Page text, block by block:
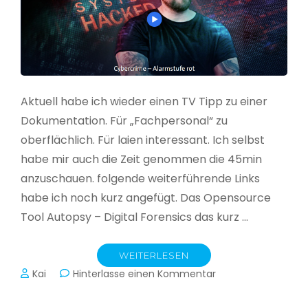
Aktuell habe ich wieder einen TV Tipp zu einer
Dokumentation. Für „Fachpersonal“ zu
oberflächlich. Für laien interessant. Ich selbst
habe mir auch die Zeit genommen die 45min
anzuschauen. folgende weiterführende Links
habe ich noch kurz angefügt. Das Opensource
Tool Autopsy – Digital Forensics das kurz …
WEITERLESEN
Kai Hinterlasse einen Kommentarzu